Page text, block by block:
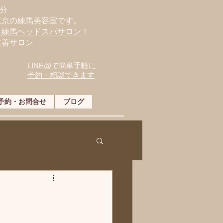
の練馬美容室です。
馬ヘッドスパサロン ！
サロン
LINE@で簡単手軽に
予約・相談できます
約・お問合せ ブログ